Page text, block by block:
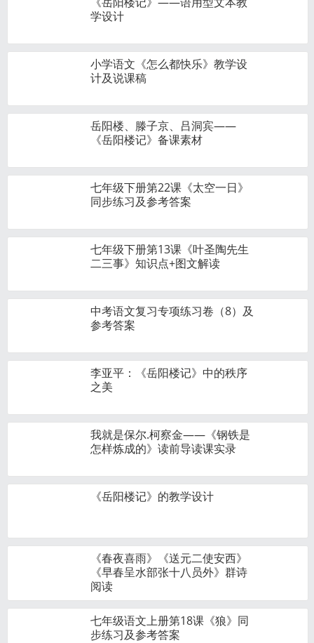
学设计
小学语文《怎么都快乐》教学设
计及说课稿
岳阳楼、滕子京、吕洞宾——
《岳阳楼记》备课素材
七年级下册第22课《太空一日》
同步练习及参考答案
七年级下册第13课《叶圣陶先生
二三事》知识点+图文解读
中考语文复习专项练习卷（8）及
参考答案
李亚平：《岳阳楼记》中的秩序
之美
我就是保尔.柯察金——《钢铁是
怎样炼成的》读前导读课实录
《岳阳楼记》的教学设计
《春夜喜雨》《送元二使安西》
《早春呈水部张十八员外》群诗
阅读
七年级语文上册第18课《狼》同
步练习及参考答案